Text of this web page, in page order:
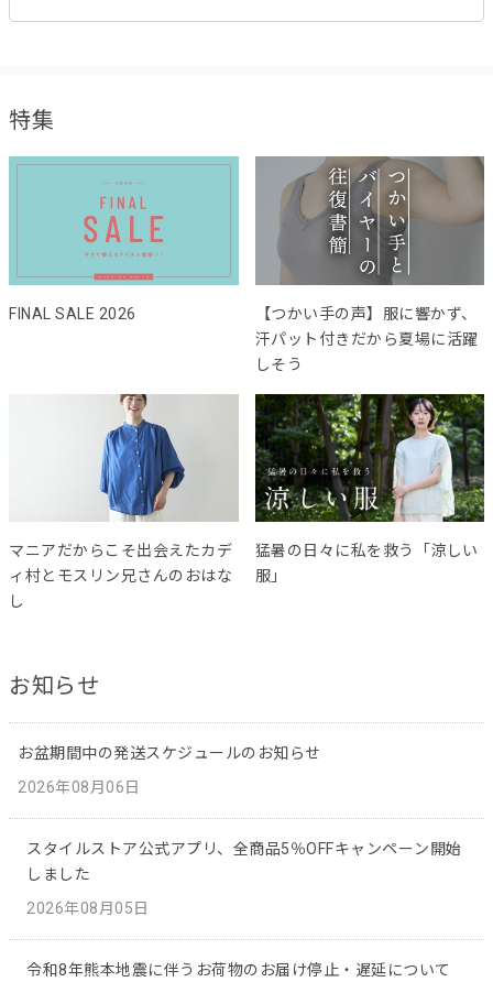
特集
FINAL SALE 2026
【つかい手の声】服に響かず、
汗パット付きだから夏場に活躍
しそう
マニアだからこそ出会えたカデ
ィ村とモスリン兄さんのおはな
し
猛暑の日々に私を救う「涼しい
服」
お知らせ
お盆期間中の発送スケジュールのお知らせ
2026年08月06日
スタイルストア公式アプリ、全商品5％OFFキャンペーン開始
しました
2026年08月05日
令和8年熊本地震に伴うお荷物のお届け停止・遅延について